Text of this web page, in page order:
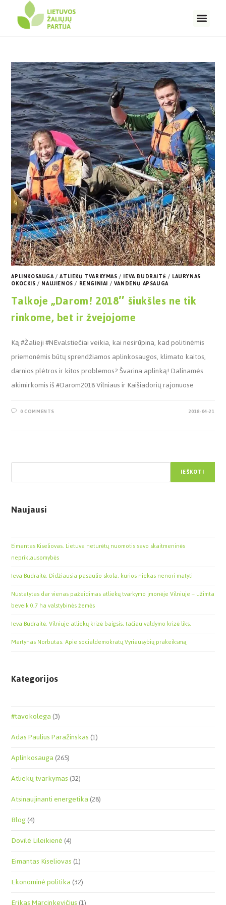
APLINKOSAUGA/ATLIEKŲ TVARKYMAS/ IEVA BUDRAITĖ/ LAURYNAS
OKOCKIS/ NAUJIENOS/ RENGINIAI/VANDENŲ APSAUGA
Talkoje „Darom! 2018″ šiukšles ne tik
rinkome, bet ir žvejojome
Ką #Žalieji #NEvalstiečiai veikia, kai nesirūpina, kad politinėmis
priemonėmis būtų sprendžiamos aplinkosaugos, klimato kaitos,
darnios plėtros ir kitos problemos? Švarina aplinką! Dalinamės
akimirkomis iš #Darom2018 Vilniaus ir Kaišiadorių rajonuose ️
0 COMMENTS 2018-04-21
IEŠKOTI
Naujausi
Eimantas Kiseliovas. Lietuva neturėtų nuomotis savo skaitmeninės
nepriklausomybės
Ieva Budraitė. Didžiausia pasaulio skola, kurios niekas nenori matyti
Nustatytas dar vienas pažeidimas atliekų tvarkymo įmonėje Vilniuje – užimta
beveik 0,7 ha valstybinės žemės
Ieva Budraitė. Vilniuje atliekų krizė baigsis, tačiau valdymo krizė liks.
Martynas Norbutas. Apie socialdemokratų Vyriausybių prakeiksmą
Kategorijos
#tavokolega(3)
Adas Paulius Paražinskas(1)
Aplinkosauga(265)
Atliekų tvarkymas(32)
Atsinaujinanti energetika(28)
Blog(4)
Dovilė Lileikienė(4)
Eimantas Kiseliovas(1)
Ekonominė politika(32)